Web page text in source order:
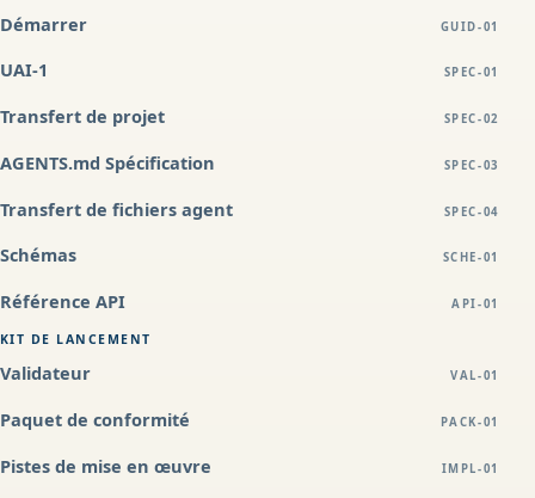
Démarrer GUID-01
UAI-1 SPEC-01
Transfert de projet SPEC-02
AGENTS.md Spécification SPEC-03
Transfert de fichiers agent SPEC-04
Schémas SCHE-01
Référence API API-01
KIT DE LANCEMENT
Validateur VAL-01
Paquet de conformité PACK-01
Pistes de mise en œuvre IMPL-01